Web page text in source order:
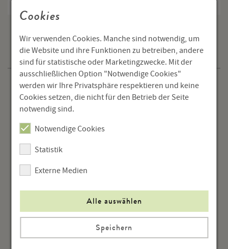
Publikationen
Aktuelle Publikationen
Die Rampe
Hörtheater
Cookies
Wir verwenden Cookies. Manche sind notwendig, um
die Website und ihre Funktionen zu betreiben, andere
sind für statistische oder Marketingzwecke. Mit der
ausschließlichen Option "Notwendige Cookies"
werden wir Ihre Privatsphäre respektieren und keine
Cookies setzen, die nicht für den Betrieb der Seite
notwendig sind.
Notwendige Cookies
Statistik
Externe Medien
Alle auswählen
Speichern